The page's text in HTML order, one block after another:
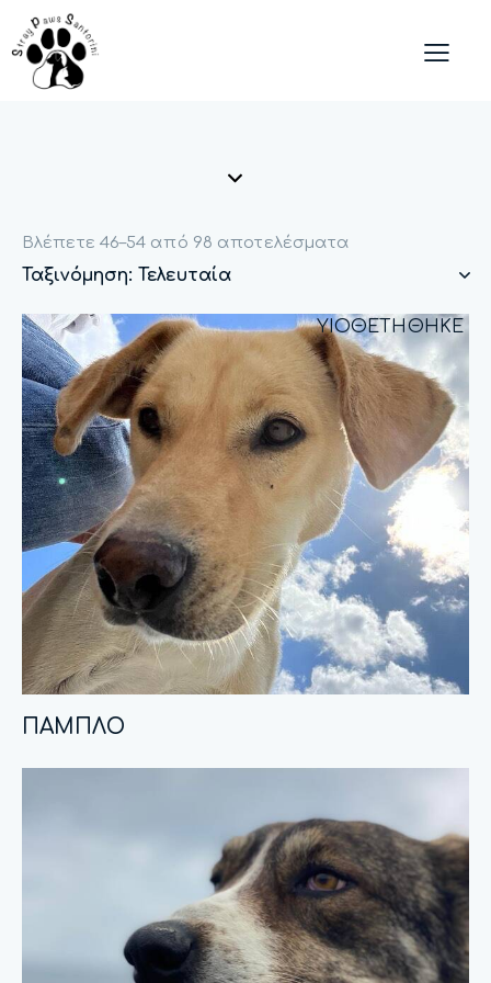
Βλέπετε 46–54 από 98 αποτελέσματα
ΥΙΟΘΕΤΗΘΗΚΕ
ΠΑΜΠΛΟ